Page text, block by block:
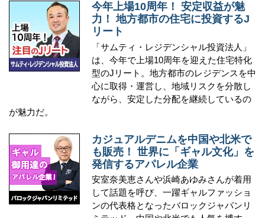
今年上場10周年！ 安定収益が魅
力！ 地方都市の住宅に投資するJ
リート
「サムティ・レジデンシャル投資法人」
は、今年で上場10周年を迎えた住宅特化
型のJリート。地方都市のレジデンスを中
心に取得・運営し、地域リスクを分散し
ながら、安定した分配を継続しているの
が魅力だ。
カジュアルデニムを中国や北米で
も販売！ 世界に「ギャル文化」を
発信するアパレル企業
安室奈美恵さんや浜崎あゆみさんが着用
して話題を呼び、一躍ギャルファッショ
ンの代表格となったバロックジャパンリ